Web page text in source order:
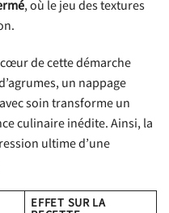
, où le jeu des textures
de cette démarche
un nappage
soin transforme un
culinaire inédite. Ainsi, la
ultime d’une
EFFET SUR LA